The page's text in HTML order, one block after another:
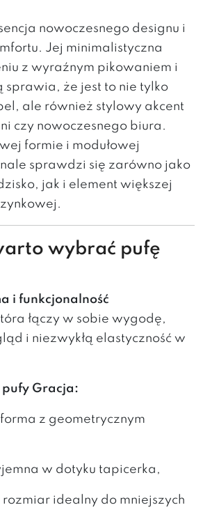
nowoczesnego designu i
Jej minimalistyczna
z wyraźnym pikowaniem i
sprawia, że jest to nie tylko
ale również stylowy akcent
czy nowoczesnego biura.
formie i modułowej
sprawdzi się zarówno jako
jak i element większej
wybrać pufę
i funkcjonalność
łączy w sobie wygodę,
i niezwykłą elastyczność w
pufy Gracja:
z geometrycznym
w dotyku tapicerka,
idealny do mniejszych